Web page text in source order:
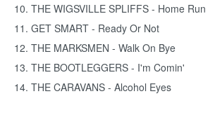
10. THE WIGSVILLE SPLIFFS - Home Run
11. GET SMART - Ready Or Not
12. THE MARKSMEN - Walk On Bye
13. THE BOOTLEGGERS - I'm Comin'
14. THE CARAVANS - Alcohol Eyes